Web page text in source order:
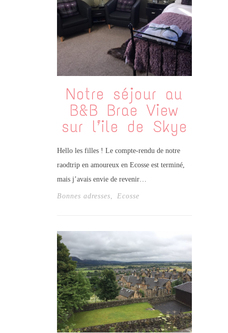
Notre séjour au
B&B Brae View
sur l’ile de Skye
Hello les filles ! Le compte-rendu de notre
raodtrip en amoureux en Ecosse est terminé,
mais j’avais envie de revenir…
Bonnes adresses, Ecosse